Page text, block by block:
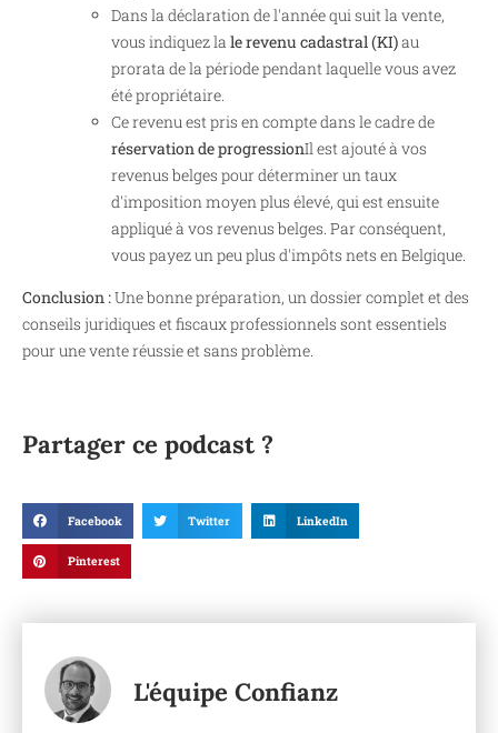
Dans la déclaration de l'année qui suit la vente,
vous indiquez la le revenu cadastral (KI)au
prorata de la période pendant laquelle vous avez
été propriétaire.
Ce revenu est pris en compte dans le cadre de
réservation de progressionIl est ajouté à vos
revenus belges pour déterminer un taux
d'imposition moyen plus élevé, qui est ensuite
appliqué à vos revenus belges. Par conséquent,
vous payez un peu plus d'impôts nets en Belgique.
Conclusion :Une bonne préparation, un dossier complet et des
conseils juridiques et fiscaux professionnels sont essentiels
pour une vente réussie et sans problème.
Partager ce podcast ?
Facebook Twitter LinkedIn
Pinterest
L'équipe Confianz